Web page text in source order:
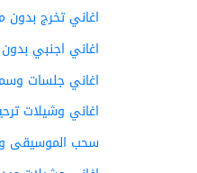
اغاني تخرج بدون
اغاني اجنبي
اغاني جلسات
اغاني وشيلات
سحب الموسيقى